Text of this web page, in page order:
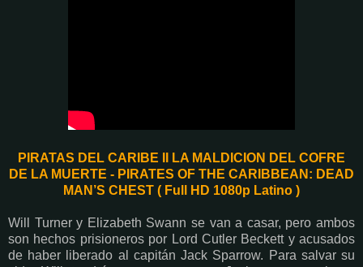
PIRATAS DEL CARIBE II LA MALDICION DEL COFRE
DE LA MUERTE - PIRATES OF THE CARIBBEAN: DEAD
MAN’S CHEST ( Full HD 1080p Latino )
Will Turner y Elizabeth Swann se van a casar, pero ambos
son hechos prisioneros por Lord Cutler Beckett y acusados
de haber liberado al capitán Jack Sparrow. Para salvar su